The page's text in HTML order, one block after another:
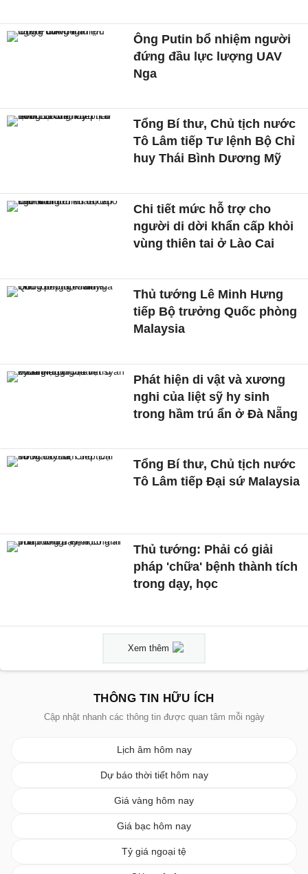
Ông Putin bổ nhiệm người
đứng đầu lực lượng UAV
Nga
Tổng Bí thư, Chủ tịch nước
Tô Lâm tiếp Tư lệnh Bộ Chỉ
huy Thái Bình Dương Mỹ
Chi tiết mức hỗ trợ cho
người di dời khẩn cấp khỏi
vùng thiên tai ở Lào Cai
Thủ tướng Lê Minh Hưng
tiếp Bộ trưởng Quốc phòng
Malaysia
Phát hiện di vật và xương
nghi của liệt sỹ hy sinh
trong hầm trú ẩn ở Đà Nẵng
Tổng Bí thư, Chủ tịch nước
Tô Lâm tiếp Đại sứ Malaysia
Thủ tướng: Phải có giải
pháp 'chữa' bệnh thành tích
trong dạy, học
Xem thêm
THÔNG TIN HỮU ÍCH
Cập nhật nhanh các thông tin được quan tâm mỗi ngày
Lịch âm hôm nay
Dự báo thời tiết hôm nay
Giá vàng hôm nay
Giá bạc hôm nay
Tỷ giá ngoại tệ